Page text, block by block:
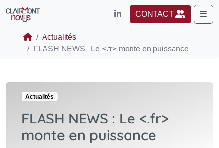
CONTACT
Actualités
FLASH NEWS : Le <.fr> monte en puissance
Actualités
FLASH NEWS : Le <.fr>
monte en puissance